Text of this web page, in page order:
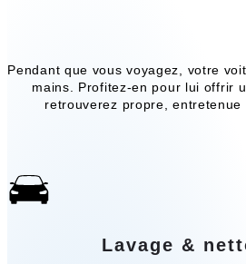
Pendant que vous voyagez, votre
mains. Profitez-en pour lui offrir
retrouverez propre, entretenue
Lavage &